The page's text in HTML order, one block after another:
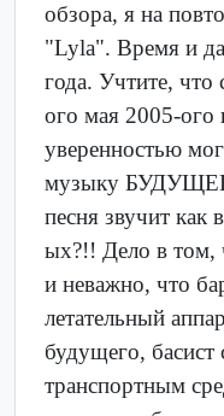
обзора, я на
"Lyla". Время и
года. Учтите, что
ого мая 2005-ого
уверенностью
музыку
песня звучит как
ых?!! Дело в том,
и неважно, что
летательный
будущего,
транспортным